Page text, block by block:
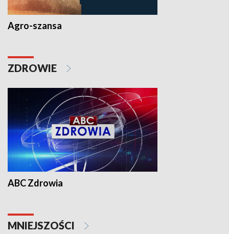
Agro-szansa
ZDROWIE
ABC Zdrowia
MNIEJSZOŚCI